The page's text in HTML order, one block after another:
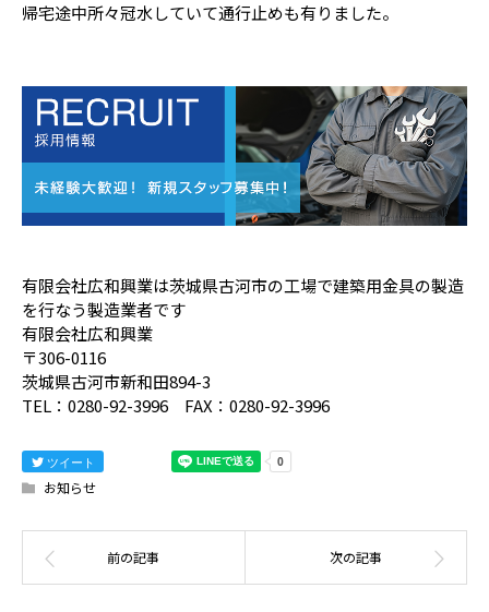
帰宅途中所々冠水していて通行止めも有りました。
有限会社広和興業は茨城県古河市の工場で建築用金具の製造
を行なう製造業者です
有限会社広和興業
〒306-0116
茨城県古河市新和田894-3
TEL：0280-92-3996 FAX：0280-92-3996
ツイート
お知らせ